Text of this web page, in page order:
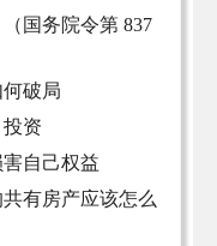
国务院令第 837
何破局
资
自己权益
有房产应该怎么